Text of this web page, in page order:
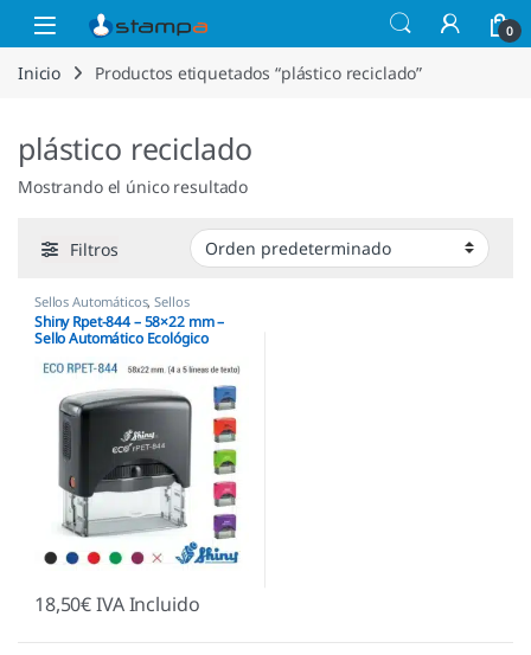
Saltar a la navegación
Saltar al contenido
Open 0
Inicio Productos etiquetados “plástico reciclado”
plástico reciclado
Mostrando el único resultado
Filtros
Sellos Automáticos,Sellos
empresas ,Shiny
Shiny Rpet-844 – 58×22 mm –
Sello Automático Ecológico
18,50€IVA Incluido